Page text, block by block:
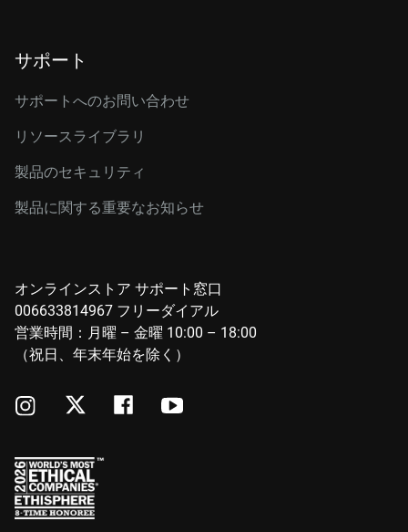
サポート
サポートへのお問い合わせ
リソースライブラリ
製品のセキュリティ
製品に関する重要なお知らせ
オンラインストア サポート窓口
006633814967 フリーダイアル
営業時間：月曜 – 金曜 10:00 – 18:00
（祝日、年末年始を除く）